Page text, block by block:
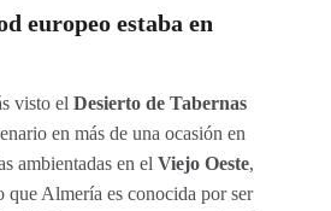
europeo estaba en
visto el Desierto de Tabernas
en más de una ocasión en
ambientadas en el Viejo Oeste,
que Almería es conocida por ser